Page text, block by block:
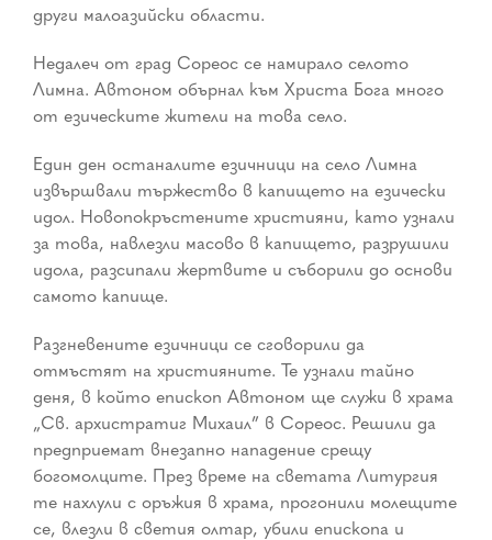
други малоазийски области.
Недалеч от град Сореос се намирало селото
Лимна. Автоном обърнал към Христа Бога много
от езическите жители на това село.
Един ден останалите езичници на село Лимна
извършвали тържество в капището на езически
идол. Новопокръстените християни, като узнали
за това, навлезли масово в капището, разрушили
идола, разсипали жертвите и съборили до основи
самото капище.
Разгневените езичници се сговорили да
отмъстят на християните. Те узнали тайно
деня, в който епископ Автоном ще служи в храма
„Св. архистратиг Михаил” в Сореос. Решили да
предприемат внезапно нападение срещу
богомолците. През време на светата Литургия
те нахлули с оръжия в храма, прогонили молещите
се, влезли в светия олтар, убили епископа и